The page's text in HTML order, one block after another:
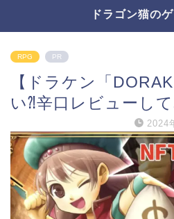
ドラゴン猫の
RPG PR
【ドラケン「
い⁈辛口レビューし
2024